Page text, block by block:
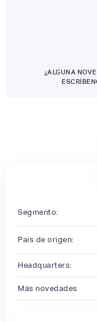
¿ALGUNA
Segmento:
País de origen:
Headquarters:
Más novedades